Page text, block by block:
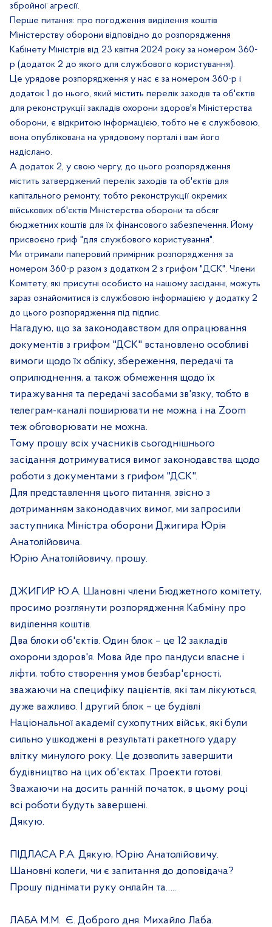
збройної агресії.
Перше питання: про погодження виділення коштів
Міністерству оборони відповідно до розпорядження
Кабінету Міністрів від 23 квітня 2024 року за номером 360-
р (додаток 2 до якого для службового користування).
Це урядове розпорядження у нас є за номером 360-р і
додаток 1 до нього, який містить перелік заходів та об'єктів
для реконструкції закладів охорони здоров'я Міністерства
оборони, є відкритою інформацією, тобто не є службовою,
вона опублікована на урядовому порталі і вам його
надіслано.
А додаток 2, у свою чергу, до цього розпорядження
містить затверджений перелік заходів та об'єктів для
капітального ремонту, тобто реконструкції окремих
військових об'єктів Міністерства оборони та обсяг
бюджетних коштів для їх фінансового забезпечення. Йому
присвоєно гриф "для службового користування".
Ми отримали паперовий примірник розпорядження за
номером 360-р разом з додатком 2 з грифом "ДСК". Члени
Комітету, які присутні особисто на нашому засіданні, можуть
зараз ознайомитися із службовою інформацією у додатку 2
до цього розпорядження під підпис.
Нагадую, що за законодавством для опрацювання
документів з грифом "ДСК" встановлено особливі
вимоги щодо їх обліку, збереження, передачі та
оприлюднення, а також обмеження щодо їх
тиражування та передачі засобами зв'язку, тобто в
телеграм-каналі поширювати не можна і на Zoom
теж обговорювати не можна.
Тому прошу всіх учасників сьогоднішнього
засідання дотримуватися вимог законодавства щодо
роботи з документами з грифом "ДСК".
Для представлення цього питання, звісно з
дотриманням законодавчих вимог, ми запросили
заступника Міністра оборони Джигира Юрія
Анатолійовича.
Юрію Анатолійовичу, прошу.
ДЖИГИР Ю.А. Шановні члени Бюджетного комітету,
просимо розглянути розпорядження Кабміну про
виділення коштів.
Два блоки об'єктів. Один блок – це 12 закладів
охорони здоров'я. Мова йде про пандуси власне і
ліфти, тобто створення умов безбар'єрності,
зважаючи на специфіку пацієнтів, які там лікуються,
дуже важливо. І другий блок – це будівлі
Національної академії сухопутних військ, які були
сильно ушкоджені в результаті ракетного удару
влітку минулого року. Це дозволить завершити
будівництво на цих об'єктах. Проекти готові.
Зважаючи на досить ранній початок, в цьому році
всі роботи будуть завершені.
Дякую.
ПІДЛАСА Р.А. Дякую, Юрію Анатолійовичу.
Шановні колеги, чи є запитання до доповідача?
Прошу піднімати руку онлайн та…..
ЛАБА М.М. Є. Доброго дня. Михайло Лаба.